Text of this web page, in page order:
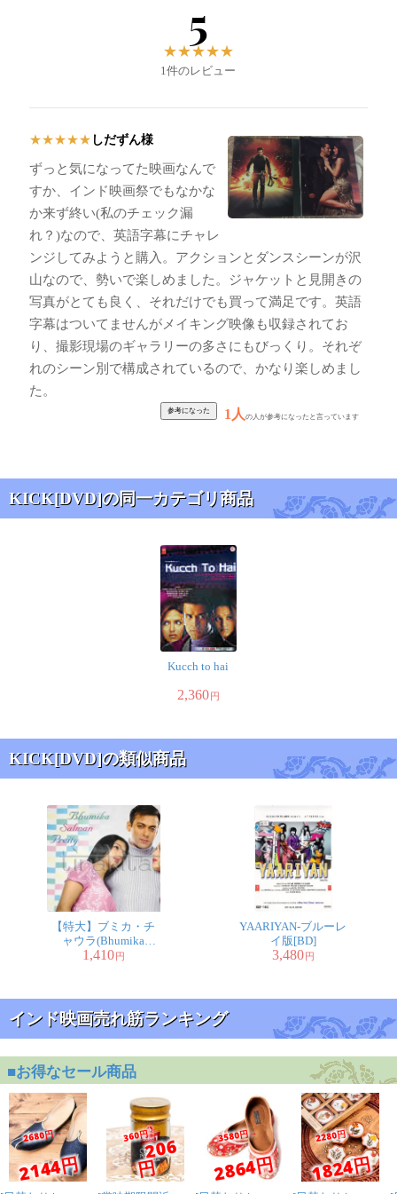
5
★★★★★
1件のレビュー
★★★★★ しだずん様
ずっと気になってた映画なんで
すか、インド映画祭でもなかな
か来ず終い(私のチェック漏
れ？)なので、英語字幕にチャレ
ンジしてみようと購入。アクションとダンスシーンが沢
山なので、勢いで楽しめました。ジャケットと見開きの
写真がとても良く、それだけでも買って満足です。英語
字幕はついてませんがメイキング映像も収録されてお
り、撮影現場のギャラリーの多さにもびっくり。それぞ
れのシーン別で構成されているので、かなり楽しめまし
た。
1人の人が参考になったと言っています
KICK[DVD]の同一カテゴリ商品
Kucch to hai
2,360円
KICK[DVD]の類似商品
【特大】ブミカ・チ
ャウラ(Bhumika
Chawla)、サルマン・
タ(Preity Z
1,410円
YAARIYAN-ブルーレ
イ版[BD]
3,480円
インド映画売れ筋ランキング